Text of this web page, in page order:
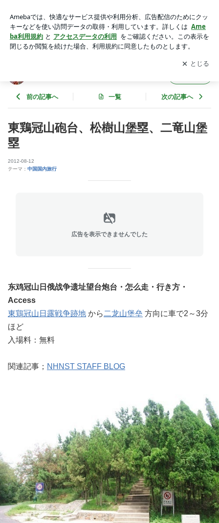
旅行ニュース*＊
アプリをダウンロードして ブログの更新通知
を受け取りまし
ょう。
開く
前の記事へ 一覧 次の記事へ
東鶏冠山砲台、松樹山堡塁、二竜山堡
塁
2012-08-12
テーマ： 中国国内旅行
広告を表示できませんでした
东鸡冠山日俄战争遗址望台炮台・怎么走・行き方・
Access
東鶏冠山日露戦争跡地 から 二龙山堡垒 方向に車で2～3分
ほど
入場料：無料
関連記事； NHNST STAFF BLOG